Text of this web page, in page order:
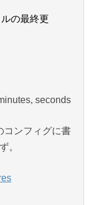
の最終更
seconds
コンフィグに書
。